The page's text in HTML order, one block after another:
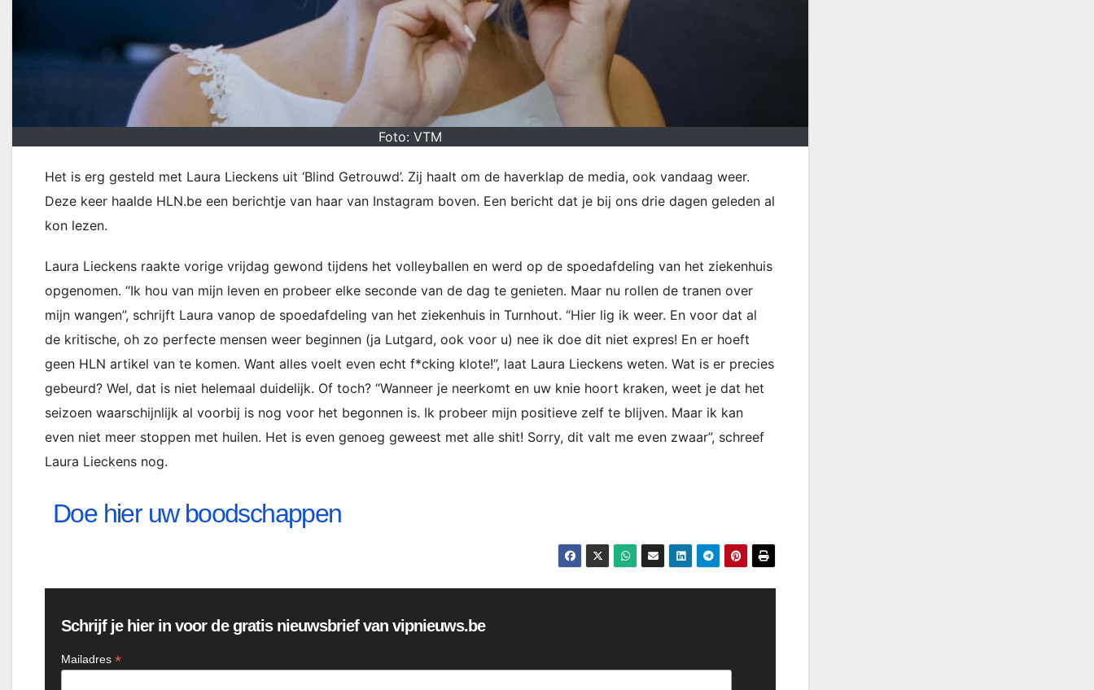
Foto: VTM
Het is erg gesteld met Laura Lieckens uit ‘Blind Getrouwd’. Zij haalt om de haverklap de media, ook vandaag weer.
Deze keer haalde HLN.be een berichtje van haar van Instagram boven. Een bericht dat je bij ons drie dagen geleden al
kon lezen.
Laura Lieckens raakte vorige vrijdag gewond tijdens het volleyballen en werd op de spoedafdeling van het ziekenhuis
opgenomen. “Ik hou van mijn leven en probeer elke seconde van de dag te genieten. Maar nu rollen de tranen over
mijn wangen”, schrijft Laura vanop de spoedafdeling van het ziekenhuis in Turnhout. “Hier lig ik weer. En voor dat al
de kritische, oh zo perfecte mensen weer beginnen (ja Lutgard, ook voor u) nee ik doe dit niet expres! En er hoeft
geen HLN artikel van te komen. Want alles voelt even echt f*cking klote!”, laat Laura Lieckens weten. Wat is er precies
gebeurd? Wel, dat is niet helemaal duidelijk. Of toch? “Wanneer je neerkomt en uw knie hoort kraken, weet je dat het
seizoen waarschijnlijk al voorbij is nog voor het begonnen is. Ik probeer mijn positieve zelf te blijven. Maar ik kan
even niet meer stoppen met huilen. Het is even genoeg geweest met alle shit! Sorry, dit valt me even zwaar”, schreef
Laura Lieckens nog.
Doe hier uw boodschappen
Schrijf je hier in voor de gratis nieuwsbrief van vipnieuws.be
Mailadres *